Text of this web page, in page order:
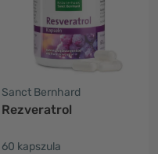
Sanct Bernhard
Rezveratrol
60 kapszula